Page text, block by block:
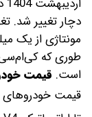
دچار تغییر شد.
است. قیمت
قیمت خودروهای داخلی تا 25 میلیون